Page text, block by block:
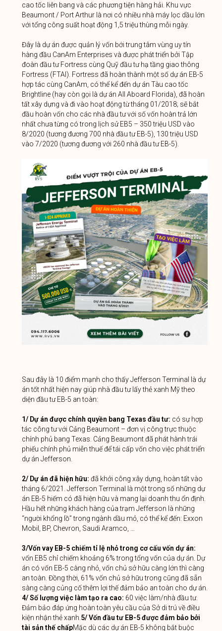
cao tốc liên bang và các phương tiện hàng hải. Khu vực
Beaumont / Port Arthur là nơi có nhiều nhà máy lọc dầu lớn
với tổng công suất hoạt động 1,5 triệu thùng mỗi ngày.
Đây là dự án được quản lý vốn bới trung tâm vùng uy tín
hàng đầu CanAm Enterprises và được phát triển bởi Tập
đoàn đầu tư Fortress cùng Quỹ đầu tư hạ tầng giao thông
Fortress (FTAI). Fortress đã hoàn thành một số dự án EB-5
hợp tác cùng CanAm, có thể kể đến dự án Tàu cao tốc
Brightline (hay còn gọi là dự án All Aboard Florida), đã hoàn
tất xây dựng và đi vào hoạt động từ tháng 01/2018; sẽ bắt
đầu hoàn vốn cho các nhà đầu tư với số vốn hoàn trả lớn
nhất chưa từng có trong lịch sử EB5 – 350 triệu USD vào
8/2020 (tương đương 700 nhà đầu tư EB-5), 130 triệu USD
vào 7/2020 (tương đương với 260 nhà đầu tư EB-5).
Sau đây là 10 điểm mạnh cho thấy Jefferson Terminal là dự
án tốt nhất hiện nay giúp nhà đầu tư lấy thẻ xanh Mỹ theo
diện đầu tư EB-5 an toàn:
1/ Dự án được chính quyền bang Texas đầu tư: có sự hợp
tác công tư với Cảng Beaumont – đơn vị công trực thuộc
chính phủ bang Texas. Cảng Beaumont đã phát hành trái
phiếu chính phủ miễn thuế để tái cấp vốn cho việc phát triển
dự án Jefferson.
2/ Dự án đã hiện hữu: đã khởi công xây dựng, hoàn tất vào
tháng 6/2021. Jefferson Terminal là một trong số những dự
án EB-5 hiếm có đã hiện hữu và mang lại doanh thu ổn định.
Hầu hết những khách hàng của trạm Jefferson là những
“người khổng lồ” trong ngành dầu mỏ, có thể kể đến: Exxon
Mobil, BP, Chevron, Saudi Aramco, …
3/Vốn vay EB-5 chiếm tỉ lệ nhỏ trong cơ cấu vốn dự án:
vốn EB5 chỉ chiếm khoảng 6% trong tổng vốn của dự án. Dự
án có vốn EB-5 càng nhỏ, vốn chủ sở hữu càng lớn thì càng
an toàn. Đồng thời, 61% vốn chủ sở hữu trong cũng đã sẵn
sàng càng củng cố thêm lợi thế đảm bảo an toàn cho dự án.
4/ Số lượng việc làm tạo ra cao: 60 việc làm/nhà đầu tư.
Đảm bảo đáp ứng hoàn toàn yêu cầu của Sở di trú về điều
kiện nhận thẻ xanh. 5/ Vốn đầu tư EB-5 được đảm bảo bởi
tài sản thế chấpMặc dù các dự án EB-5 không bắt buộc